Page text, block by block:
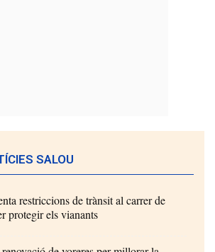
SALOU
restriccions de trànsit al carrer de
protegir els vianants